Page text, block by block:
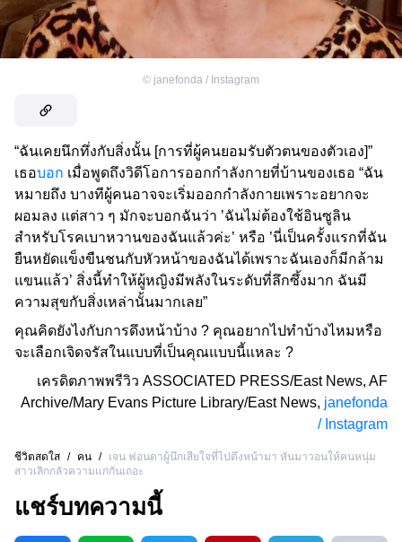
© janefonda / Instagram
“ฉันเคยนึกทึ่งกับสิ่งนั้น [การที่ผู้คนยอมรับตัวตนของตัวเอง]”
เธอบอก เมื่อพูดถึงวิดีโอการออกกำลังกายที่บ้านของเธอ “ฉัน
หมายถึง บางทีผู้คนอาจจะเริ่มออกกำลังกายเพราะอยากจะ
ผอมลง แต่สาว ๆ มักจะบอกฉันว่า ’ฉันไม่ต้องใช้อินซูลิน
สำหรับโรคเบาหวานของฉันแล้วค่ะ’ หรือ ’นี่เป็นครั้งแรกที่ฉัน
ยืนหยัดแข็งขืนชนกับหัวหน้าของฉันได้เพราะฉันเองก็มีกล้าม
แขนแล้ว’ สิ่งนี้ทำให้ผู้หญิงมีพลังในระดับที่ลึกซึ้งมาก ฉันมี
ความสุขกับสิ่งเหล่านั้นมากเลย”
คุณคิดยังไงกับการดึงหน้าบ้าง ? คุณอยากไปทำบ้างไหมหรือ
จะเลือกเจิดจรัสในแบบที่เป็นคุณแบบนี้แหละ ?
เครดิตภาพพรีวิว ASSOCIATED PRESS/East News, AF
Archive/Mary Evans Picture Library/East News, janefonda
/ Instagram
ชีวิตสดใส / คน /
เจน ฟอนดาผู้นึกเสียใจที่ไปดึงหน้ามา หันมาวอนให้คนหนุ่ม
สาวเลิกกลัวความแก่กันเถอะ
แชร์บทความนี้